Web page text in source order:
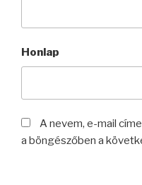
Honlap
A nevem, e-mail
a böngészőben a